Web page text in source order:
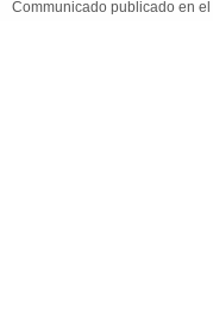
Communicado publicado en